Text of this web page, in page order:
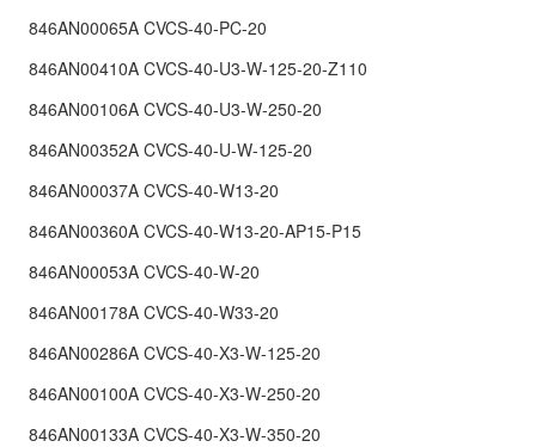
846AN00065A CVCS-40-PC-20
846AN00410A CVCS-40-U3-W-125-20-Z110
846AN00106A CVCS-40-U3-W-250-20
846AN00352A CVCS-40-U-W-125-20
846AN00037A CVCS-40-W13-20
846AN00360A CVCS-40-W13-20-AP15-P15
846AN00053A CVCS-40-W-20
846AN00178A CVCS-40-W33-20
846AN00286A CVCS-40-X3-W-125-20
846AN00100A CVCS-40-X3-W-250-20
846AN00133A CVCS-40-X3-W-350-20